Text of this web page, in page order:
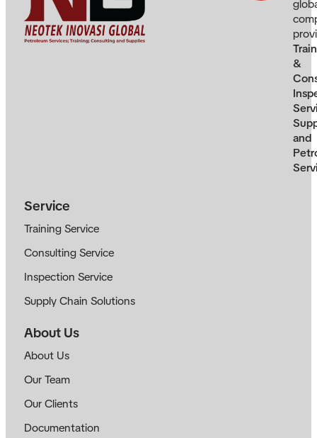
&
and
Service
Training Service
Consulting Service
Inspection Service
Supply Chain Solutions
About Us
About Us
Our Team
Our Clients
Documentation